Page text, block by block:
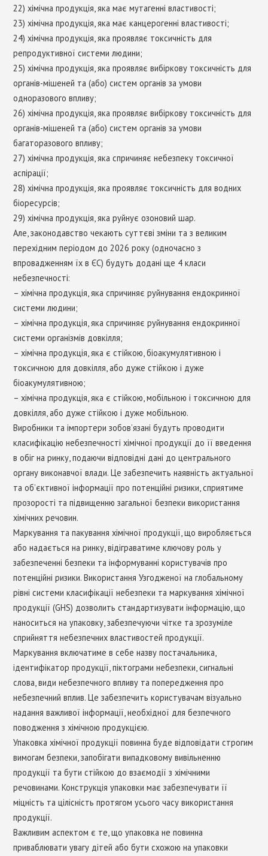
22) хімічна продукція, яка має мутагенні властивості;
23) хімічна продукція, яка має канцерогенні властивості;
24) хімічна продукція, яка проявляє токсичність для
репродуктивної системи людини;
25) хімічна продукція, яка проявляє вибіркову токсичність для
органів-мішеней та (або) систем органів за умови
одноразового впливу;
26) хімічна продукція, яка проявляє вибіркову токсичність для
органів-мішеней та (або) систем органів за умови
багаторазового впливу;
27) хімічна продукція, яка спричиняє небезпеку токсичної
аспірації;
28) хімічна продукція, яка проявляє токсичність для водних
біоресурсів;
29) хімічна продукція, яка руйнує озоновий шар.
Але, законодавство чекають суттєві зміни та з великим
перехідним періодом до 2026 року (одночасно з
впровадженням їх в ЄС) будуть додані ще 4 класи
небезпечності:
– хімічна продукція, яка спричиняє руйнування ендокринної
системи людини;
– хімічна продукція, яка спричиняє руйнування ендокринної
системи організмів довкілля;
– хімічна продукція, яка є стійкою, біоакумулятивною і
токсичною для довкілля, або дуже стійкою і дуже
біоакумулятивною;
– хімічна продукція, яка є стійкою, мобільною і токсичною для
довкілля, або дуже стійкою і дуже мобільною.
Виробники та імпортери зобов’язані будуть проводити
класифікацію небезпечності хімічної продукції до її введення
в обіг на ринку, подаючи відповідні дані до центрального
органу виконавчої влади. Це забезпечить наявність актуальної
та об’єктивної інформації про потенційні ризики, сприятиме
прозорості та підвищенню загальної безпеки використання
хімічних речовин.
Маркування та пакування хімічної продукції, що виробляється
або надається на ринку, відіграватиме ключову роль у
забезпеченні безпеки та інформуванні користувачів про
потенційні ризики. Використання Узгодженої на глобальному
рівні системи класифікації небезпеки та маркування хімічної
продукції (GHS) дозволить стандартизувати інформацію, що
наноситься на упаковку, забезпечуючи чітке та зрозуміле
сприйняття небезпечних властивостей продукції.
Маркування включатиме в себе назву постачальника,
ідентифікатор продукції, піктограми небезпеки, сигнальні
слова, види небезпечного впливу та попередження про
небезпечний вплив. Це забезпечить користувачам візуально
надання важливої інформації, необхідної для безпечного
поводження з хімічною продукцією.
Упаковка хімічної продукції повинна буде відповідати строгим
вимогам безпеки, запобігати випадковому вивільненню
продукції та бути стійкою до взаємодії з хімічними
речовинами. Конструкція упаковки має забезпечувати її
міцність та цілісність протягом усього часу використання
продукції.
Важливим аспектом є те, що упаковка не повинна
приваблювати увагу дітей або бути схожою на упаковки